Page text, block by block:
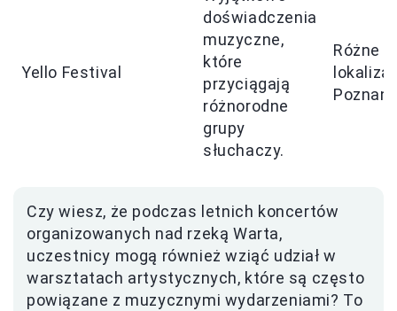
Yello Festival
doświadczenia
muzyczne,
które
przyciągają
różnorodne
grupy
słuchaczy.
Różne
Czy wiesz, że podczas letnich koncertów
organizowanych nad rzeką Warta,
uczestnicy mogą również wziąć udział w
warsztatach artystycznych, które są często
powiązane z muzycznymi wydarzeniami? To